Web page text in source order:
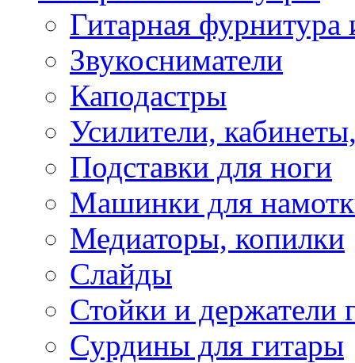
Гитарная фурнитура
Звукосниматели
Каподастры
Усилители,
Подставки для ноги
Машинки для
Медиаторы, копилки
Слайды
Стойки и держатели
Сурдины для гитары